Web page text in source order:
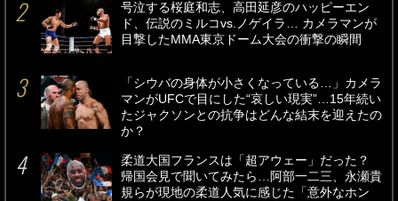
号泣する桜庭和志、高田延彦のハッピーエン
ド、伝説のミルコvs.ノゲイラ… カメラマンが
目撃したMMA東京ドーム大会の衝撃の瞬間
「シウバの身体が小さくなっている…」カメラ
マンがUFCで目にした“哀しい現実”…15年続い
たジャクソンとの抗争はどんな結末を迎えたの
か？
柔道大国フランスは「超アウェー」だった？
帰国会見で聞いてみたら…阿部一二三、永瀬貴
規らが現地の柔道人気に感じた「意外なホン